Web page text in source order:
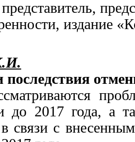
издание
до 2017 года, а
в связи с